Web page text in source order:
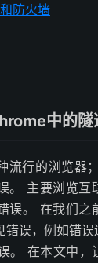
防火墙
中的隧
流行的浏览器
。 主要浏览互
误。 在我们之
错误，例如错
。 在本文中，